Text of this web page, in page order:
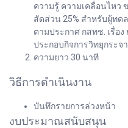
ความรู้ ความเคลื่อนไหว
สัดส่วน 25% สำหรับผู้ทด
ตามประกาศ กสทช. เรื่อ
ประกอบกิจการวิทยุกระจา
ความยาว 30 นาที
วิธีการดำเนินงาน
บันทึกรายการล่วงหน้า
งบประมาณสนับสนุน